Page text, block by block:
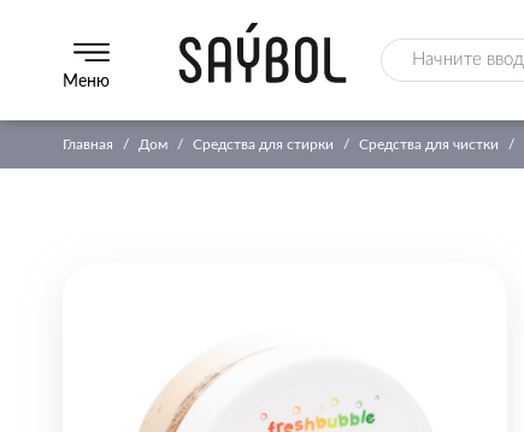
Меню
Главная Дом Средства для стирки Средства для чистки